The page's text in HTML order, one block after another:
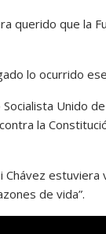
querido que la
lo ocurrido
Unido
la
de vida”.